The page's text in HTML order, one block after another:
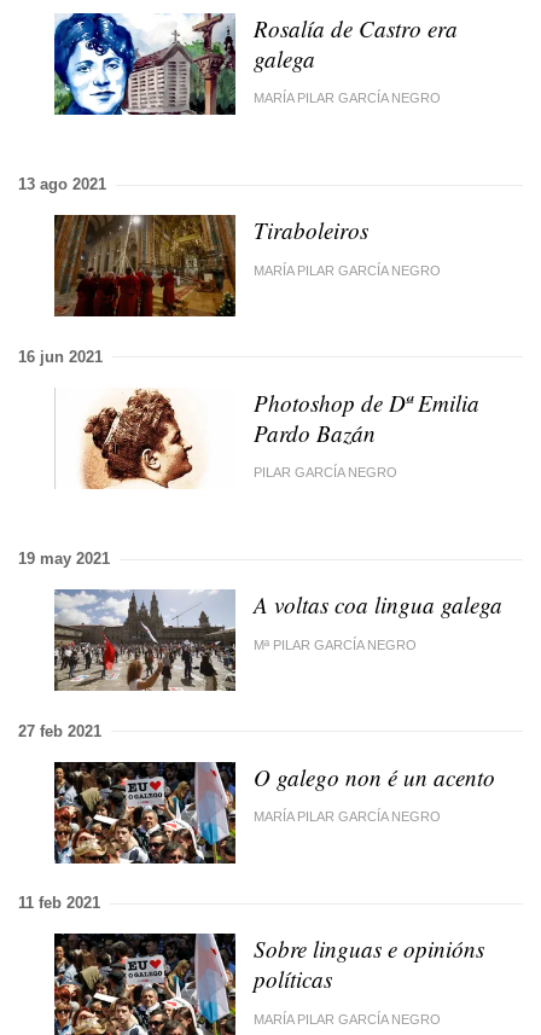
Rosalía de Castro era
galega
MARÍA PILAR GARCÍA NEGRO
13 ago 2021
Tiraboleiros
MARÍA PILAR GARCÍA NEGRO
16 jun 2021
Photoshop de Dª Emilia
Pardo Bazán
PILAR GARCÍA NEGRO
19 may 2021
A voltas coa lingua galega
Mª PILAR GARCÍA NEGRO
27 feb 2021
O galego non é un acento
MARÍA PILAR GARCÍA NEGRO
11 feb 2021
Sobre linguas e opinións
políticas
MARÍA PILAR GARCÍA NEGRO